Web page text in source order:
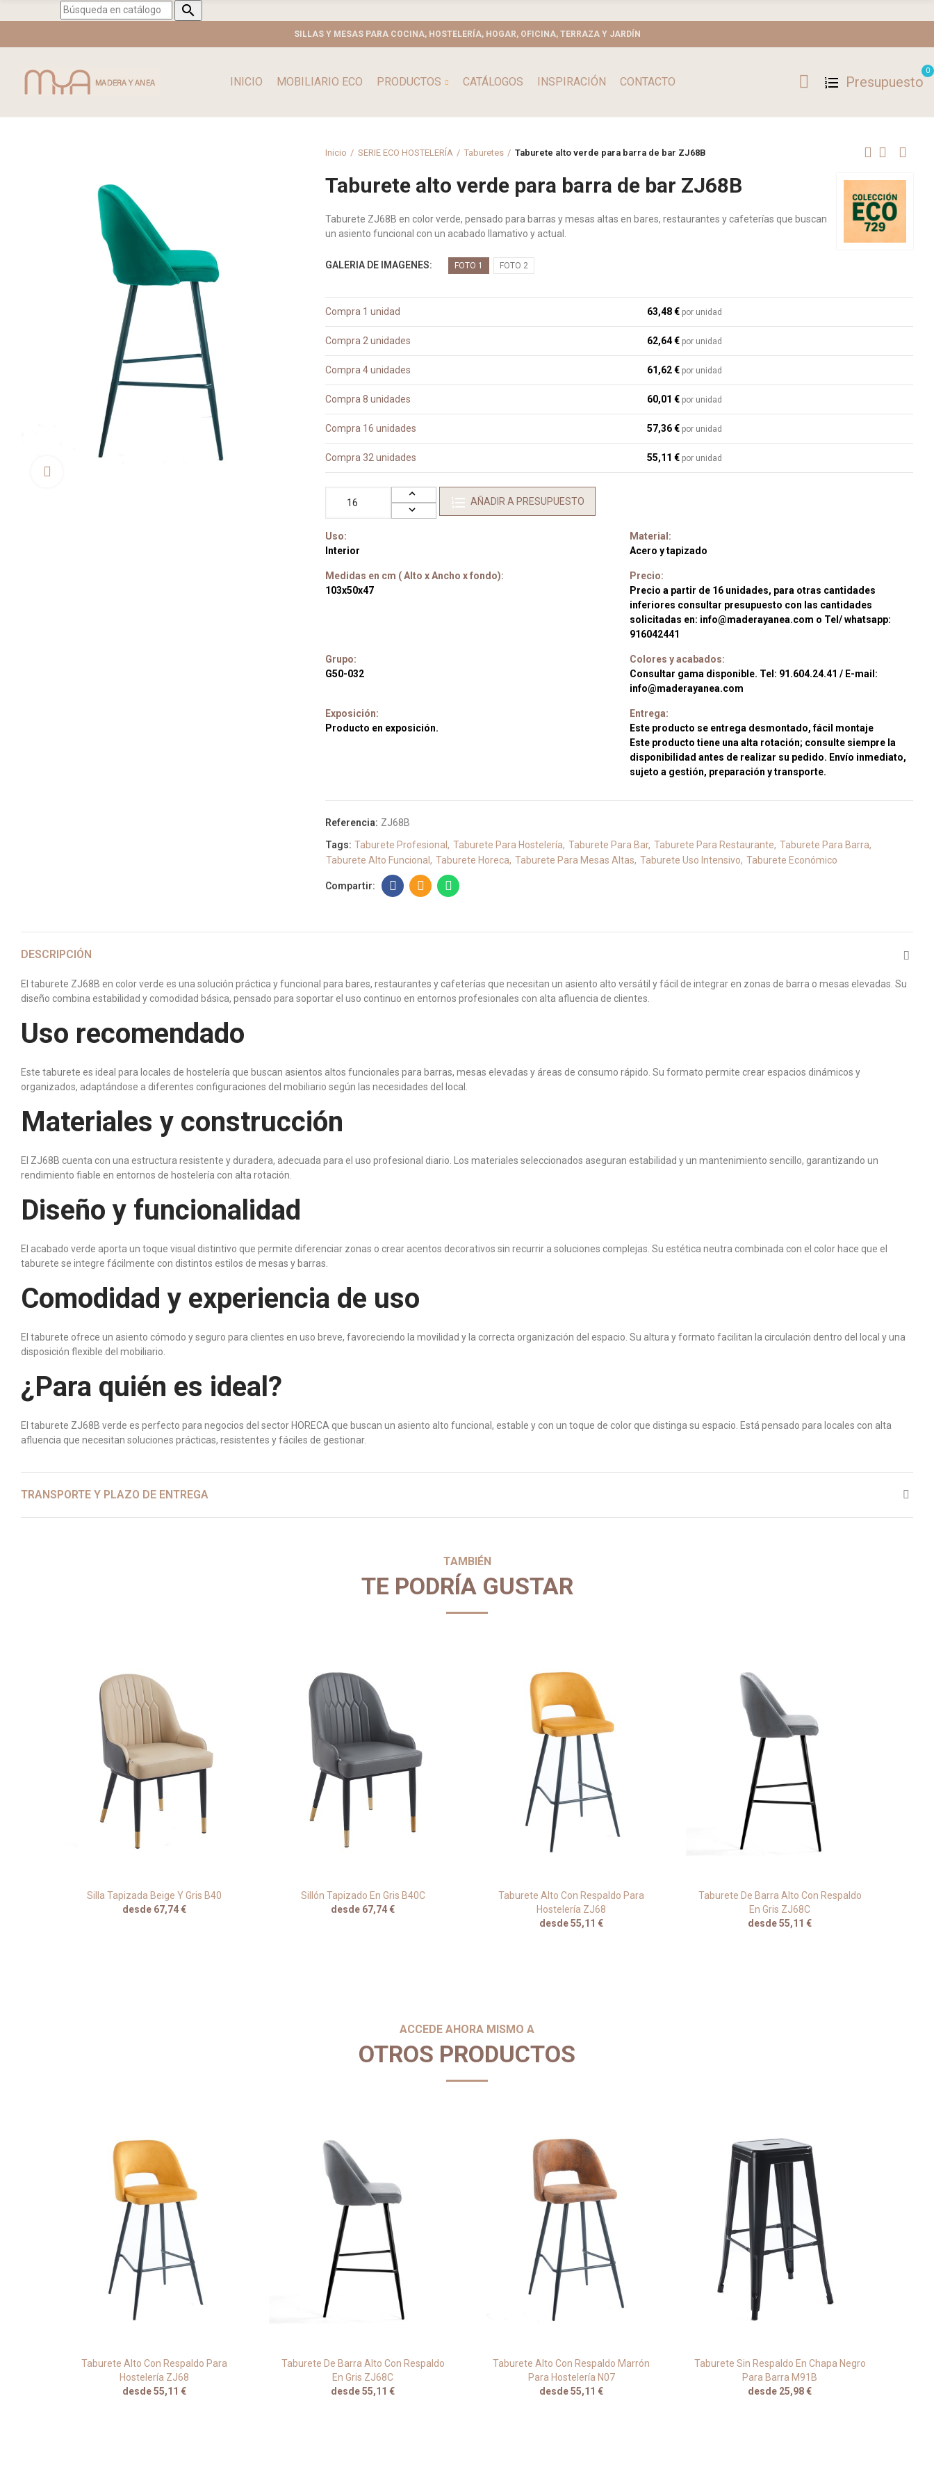

SILLAS Y MESAS PARA COCINA, HOSTELERÍA, HOGAR, OFICINA, TERRAZA Y JARDÍN
INICIO MOBILIARIO ECO PRODUCTOS CATÁLOGOS INSPIRACIÓN CONTACTO Presupuesto
0
Inicio SERIE ECO HOSTELERÍA Taburetes Taburete alto verde para barra de bar ZJ68B
Taburete alto verde para barra de bar ZJ68B
Taburete ZJ68B en color verde, pensado para barras y mesas altas en bares, restaurantes y cafeterías que buscan
un asiento funcional con un acabado llamativo y actual.
GALERIA DE IMAGENES FOTO 1 FOTO 2
Compra 1 unidad 63,48 € por unidad
Compra 2 unidades 62,64 € por unidad
Compra 4 unidades 61,62 € por unidad
Compra 8 unidades 60,01 € por unidad
Compra 16 unidades 57,36 € por unidad
Compra 32 unidades 55,11 € por unidad
AÑADIR A PRESUPUESTO
Uso:
Interior
Material:
Acero y tapizado
Medidas en cm ( Alto x Ancho x fondo):
103x50x47
Precio:
Precio a partir de 16 unidades, para otras cantidades
inferiores consultar presupuesto con las cantidades
solicitadas en: info@maderayanea.com o Tel/ whatsapp:
916042441
Grupo:
G50-032
Colores y acabados:
Consultar gama disponible. Tel: 91.604.24.41 / E-mail:
info@maderayanea.com
Exposición:
Producto en exposición.
Entrega:
Este producto se entrega desmontado, fácil montaje
Este producto tiene una alta rotación; consulte siempre la
disponibilidad antes de realizar su pedido. Envío inmediato,
sujeto a gestión, preparación y transporte.
Referencia: ZJ68B
Tags: Taburete Profesional Taburete Para Hostelería Taburete Para Bar Taburete Para Restaurante Taburete Para Barra
Taburete Alto Funcional
Taburete Horeca Taburete Para Mesas Altas Taburete Uso Intensivo Taburete Económico
DESCRIPCIÓN
El taburete ZJ68B en color verde es una solución práctica y funcional para bares, restaurantes y cafeterías que necesitan un asiento alto versátil y fácil de integrar en zonas de barra o mesas elevadas. Su
diseño combina estabilidad y comodidad básica, pensado para soportar el uso continuo en entornos profesionales con alta afluencia de clientes.
Uso recomendado
Este taburete es ideal para locales de hostelería que buscan asientos altos funcionales para barras, mesas elevadas y áreas de consumo rápido. Su formato permite crear espacios dinámicos y
organizados, adaptándose a diferentes configuraciones del mobiliario según las necesidades del local.
Materiales y construcción
El ZJ68B cuenta con una estructura resistente y duradera, adecuada para el uso profesional diario. Los materiales seleccionados aseguran estabilidad y un mantenimiento sencillo, garantizando un
rendimiento fiable en entornos de hostelería con alta rotación.
Diseño y funcionalidad
El acabado verde aporta un toque visual distintivo que permite diferenciar zonas o crear acentos decorativos sin recurrir a soluciones complejas. Su estética neutra combinada con el color hace que el
taburete se integre fácilmente con distintos estilos de mesas y barras.
Comodidad y experiencia de uso
El taburete ofrece un asiento cómodo y seguro para clientes en uso breve, favoreciendo la movilidad y la correcta organización del espacio. Su altura y formato facilitan la circulación dentro del local y una
disposición flexible del mobiliario.
¿Para quién es ideal?
El taburete ZJ68B verde es perfecto para negocios del sector HORECA que buscan un asiento alto funcional, estable y con un toque de color que distinga su espacio. Está pensado para locales con alta
afluencia que necesitan soluciones prácticas, resistentes y fáciles de gestionar.
TRANSPORTE Y PLAZO DE ENTREGA
TAMBIÉN
TE PODRÍA GUSTAR
Silla Tapizada Beige Y Gris B40
desde 67,74 €
Sillón Tapizado En Gris B40C
desde 67,74 €
Taburete Alto Con Respaldo Para
Hostelería ZJ68
desde 55,11 €
Taburete De Barra Alto Con Respaldo
En Gris ZJ68C
desde 55,11 €
ACCEDE AHORA MISMO A
OTROS PRODUCTOS
Taburete Alto Con Respaldo Para
Hostelería ZJ68
desde 55,11 €
Taburete De Barra Alto Con Respaldo
En Gris ZJ68C
desde 55,11 €
Taburete Alto Con Respaldo Marrón
Para Hostelería N07
desde 55,11 €
Taburete Sin Respaldo En Chapa Negro
Para Barra M91B
desde 25,98 €